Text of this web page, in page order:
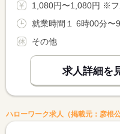
1,080円〜1,080円 ※フルタイム求人の場合は
その他
求人詳細を
ハローワーク求人（掲載元：彦根